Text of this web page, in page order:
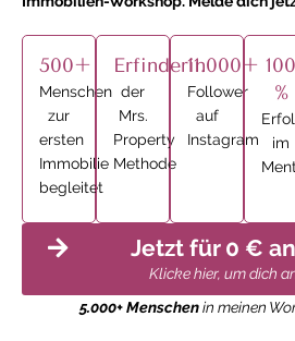
500+
Menschen
zur
ersten
Immobilie
begleitet
Erfinderin
der
Mrs.
Property
Methode
11.000+
Follower
auf
Instagram
100
%
im
Jetzt für 0 €
Klicke hier, um dich
5.000+ Menschenin meinen